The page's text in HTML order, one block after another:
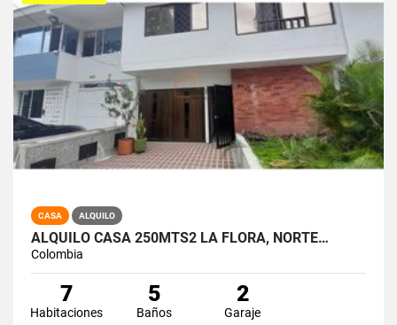
CASA ALQUILO
ALQUILO CASA 250MTS2 LA FLORA, NORTE…
Colombia
7
Habitaciones
5
Baños
2
Garaje